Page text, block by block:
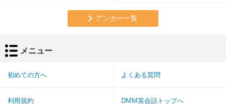
アンカー一覧
メニュー
初めての方へ よくある質問
利用規約 DMM英会話トップへ